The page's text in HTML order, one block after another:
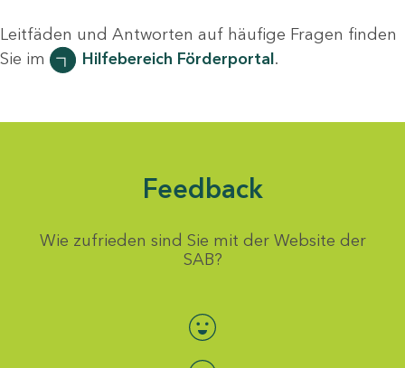
Leitfäden und Antworten auf häufige Fragen finden
Sie im
Hilfebereich Förderportal.
Feedback
Wie zufrieden sind Sie mit der Website der
SAB?
Bewertung auswählen